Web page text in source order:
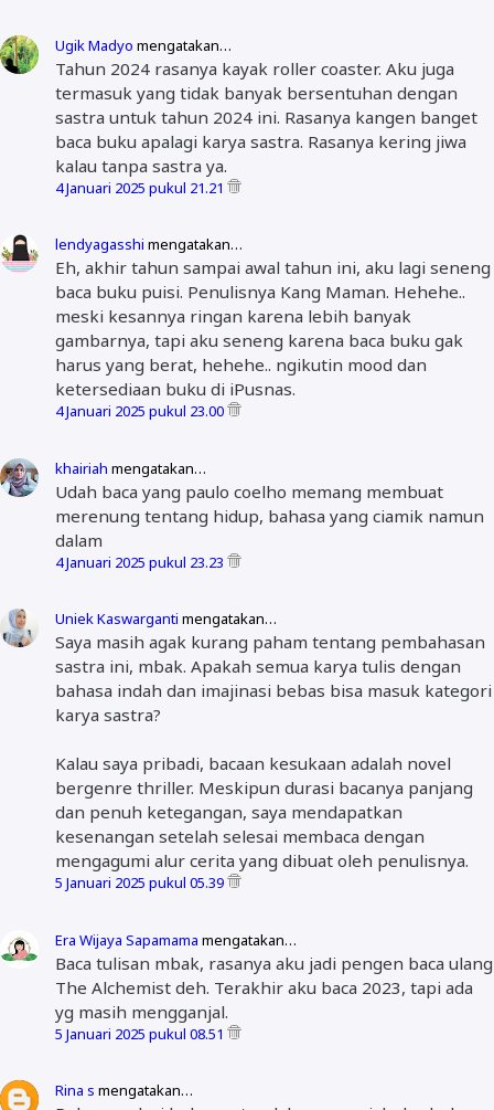
Ugik Madyo mengatakan…
Tahun 2024 rasanya kayak roller coaster. Aku juga
termasuk yang tidak banyak bersentuhan dengan
sastra untuk tahun 2024 ini. Rasanya kangen banget
baca buku apalagi karya sastra. Rasanya kering jiwa
kalau tanpa sastra ya.
4 Januari 2025 pukul 21.21
lendyagasshi mengatakan…
Eh, akhir tahun sampai awal tahun ini, aku lagi seneng
baca buku puisi. Penulisnya Kang Maman. Hehehe..
meski kesannya ringan karena lebih banyak
gambarnya, tapi aku seneng karena baca buku gak
harus yang berat, hehehe.. ngikutin mood dan
ketersediaan buku di iPusnas.
4 Januari 2025 pukul 23.00
khairiah mengatakan…
Udah baca yang paulo coelho memang membuat
merenung tentang hidup, bahasa yang ciamik namun
dalam
4 Januari 2025 pukul 23.23
Uniek Kaswarganti mengatakan…
Saya masih agak kurang paham tentang pembahasan
sastra ini, mbak. Apakah semua karya tulis dengan
bahasa indah dan imajinasi bebas bisa masuk kategori
karya sastra?
Kalau saya pribadi, bacaan kesukaan adalah novel
bergenre thriller. Meskipun durasi bacanya panjang
dan penuh ketegangan, saya mendapatkan
kesenangan setelah selesai membaca dengan
mengagumi alur cerita yang dibuat oleh penulisnya.
5 Januari 2025 pukul 05.39
Era Wijaya Sapamama mengatakan…
Baca tulisan mbak, rasanya aku jadi pengen baca ulang
The Alchemist deh. Terakhir aku baca 2023, tapi ada
yg masih mengganjal.
5 Januari 2025 pukul 08.51
Rina s mengatakan…